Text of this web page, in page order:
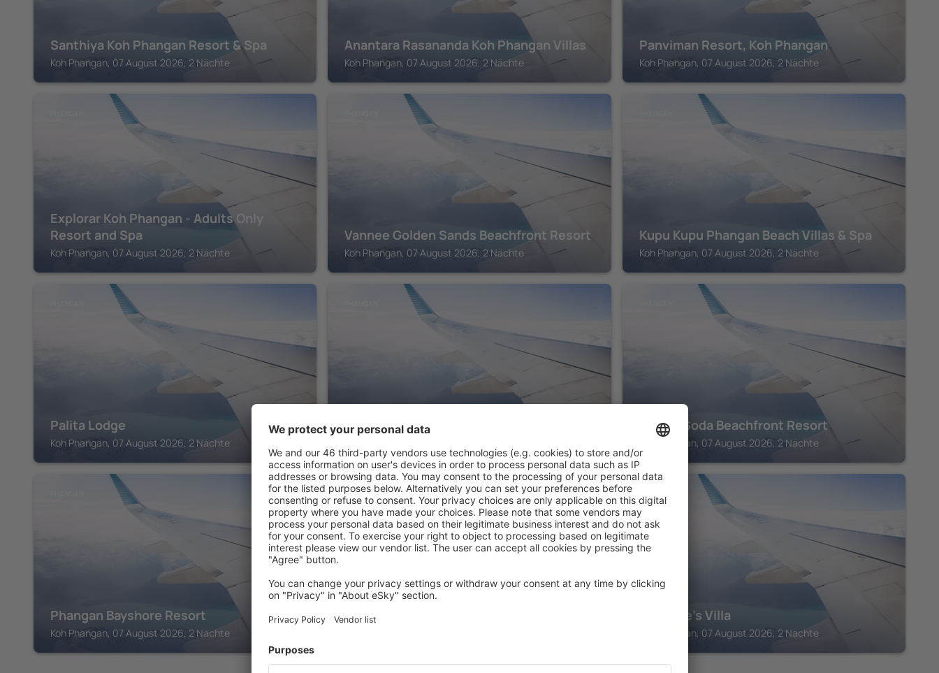
Santhiya Koh Phangan Resort & Spa
Koh Phangan, 07 August 2026, 2 Nächte
Anantara Rasananda Koh Phangan Villas
Koh Phangan, 07 August 2026, 2 Nächte
Panviman Resort, Koh Phangan
Koh Phangan, 07 August 2026, 2 Nächte
Explorar Koh Phangan - Adults Only
Resort and Spa
Koh Phangan, 07 August 2026, 2 Nächte
Vannee Golden Sands Beachfront Resort
Koh Phangan, 07 August 2026, 2 Nächte
Kupu Kupu Phangan Beach Villas & Spa
Koh Phangan, 07 August 2026, 2 Nächte
Palita Lodge
Koh Phangan, 07 August 2026, 2 Nächte
Buri Rasa Village Phangan Lime & Soda Beachfront Resort
Koh Phangan, 07 August 2026, 2 Nächte
Phangan Bayshore Resort
Koh Phangan, 07 August 2026, 2 Nächte
PHANGAN
Thaniza Beachfront Resort Neptune's Villa
Koh Phangan, 07 August 2026, 2 Nächte